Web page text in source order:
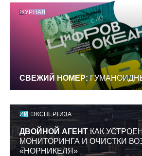
ЖУРНАЛ
СВЕЖИЙ НОМЕР:
ИИ ЭКСПЕРТИЗА
ДВОЙНОЙ АГЕНТКАК
МОНИТОРИНГА И ОЧИСТКИ
«НОРНИКЕЛЯ»